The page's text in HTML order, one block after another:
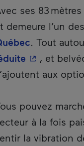
ses 83
demeure l’un
. Tout
- Cet
, et
aux
pouvez
à la fois
la vibration